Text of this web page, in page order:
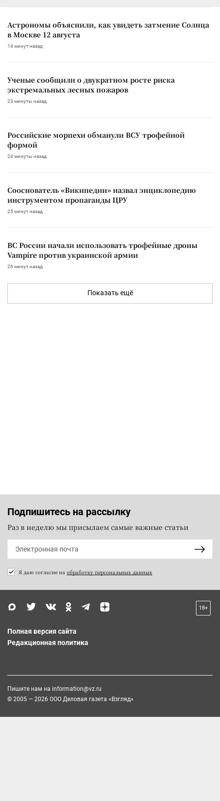
Астрономы объяснили, как увидеть затмение Солнца
в Москве 12 августа
14 минут назад
Ученые сообщили о двукратном росте риска
экстремальных лесных пожаров
23 минуты назад
Российские морпехи обманули ВСУ трофейной
формой
24 минуты назад
Сооснователь «Википедии» назвал энциклопедию
инструментом пропаганды ЦРУ
25 минут назад
ВС России начали использовать трофейные дроны
Vampire против украинской армии
26 минут назад
Показать ещё
Подпишитесь на рассылку
Раз в неделю мы присылаем самые важные статьи
Я даю согласие на обработку персональных данных
18+
Полная версия сайта
Редакционная политика
Пишите нам на information@vz.ru
© 2005 — 2026 ООО Деловая газета «Взгляд»